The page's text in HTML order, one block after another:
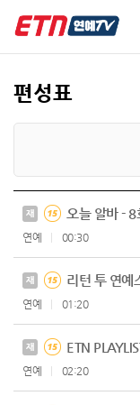
편성표
재 오늘 알바 - 8
연예 00:30
재 리턴 투 연예
연예 01:20
재 ETN
연예 02:20